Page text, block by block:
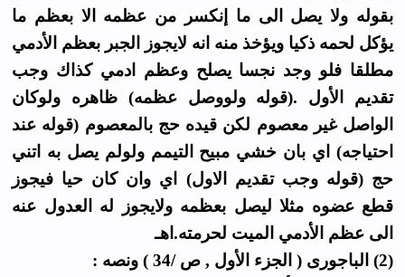
بقوله ولا يصل الى ما إنكسر من عظمه الا بعظم ما
يؤكل لحمه ذكيا ويؤخذ منه انه لايجوز الجبر بعظم الأدمي
مطلقا فلو وجد نجسا يصلح وعظم ادمي كذاك وجب
تقديم الأول .(قوله ولووصل عظمه) ظاهره ولوكان
الواصل غير معصوم لكن قيده حج بالمعصوم (قوله عند
احتياجه) اي بان خشي مبيح التيمم ولولم يصل به اتني
حج (قوله وجب تقديم الاول) اي وان كان حيا فيجوز
قطع عضوه مثلا ليصل بعظمه ولايجوز له العدول عنه
الى عظم الأدمي الميت لحرمته.اهـ
(2) الباجورى ( الجزء الأول , ص /34 ) ونصه :